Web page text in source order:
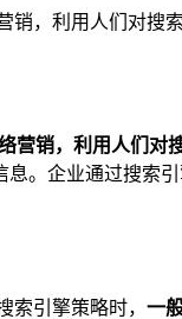
销，利用人们对
营销，利用人们对
。企业通过搜索
索引擎策略时， 一